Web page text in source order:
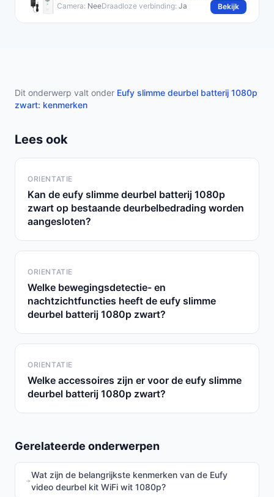
Adapter
Camera: NeeDraadloze verbinding: Ja Bekijk
Dit onderwerp valt onder Eufy slimme deurbel batterij 1080p
zwart: kenmerken
Lees ook
ORIENTATIE
Kan de eufy slimme deurbel batterij 1080p
zwart op bestaande deurbelbedrading worden
aangesloten?
ORIENTATIE
Welke bewegingsdetectie- en
nachtzichtfuncties heeft de eufy slimme
deurbel batterij 1080p zwart?
ORIENTATIE
Welke accessoires zijn er voor de eufy slimme
deurbel batterij 1080p zwart?
Gerelateerde onderwerpen
Wat zijn de belangrijkste kenmerken van de Eufy
video deurbel kit WiFi wit 1080p?